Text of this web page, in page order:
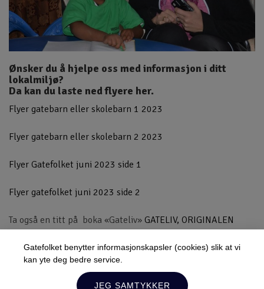
Ønsker du å hjelpe oss med informasjon i ditt
lokalmiljø?
Da kan du laste ned flyere her.
Flyer gatebarn eller skolebarn 1 2023
Flyer gatebarn eller skolebarn 2 2023
Flyer Gatefolket juni 2023 side 1
Flyer gatefolket juni 2023 side 2
Ta også en titt på boka «Gateliv» GATELIV, ORIGINALEN
NORSK
og Aktuelt for mer informasjon om prosjektet.
Gatefolket benytter informasjonskapsler (cookies) slik at vi
kan yte deg bedre service.
JEG SAMTYKKER